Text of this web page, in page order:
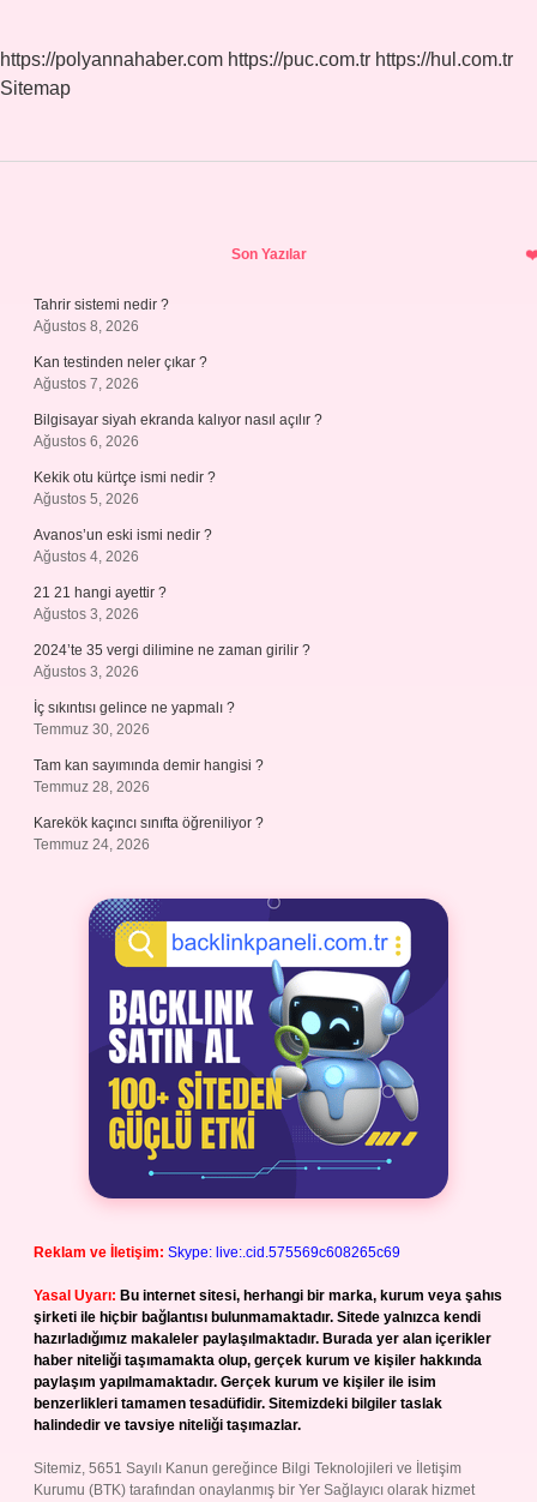
https://polyannahaber.com https://puc.com.tr https://hul.com.tr
Sitemap
Son Yazılar
Tahrir sistemi nedir ?
Ağustos 8, 2026
Kan testinden neler çıkar ?
Ağustos 7, 2026
Bilgisayar siyah ekranda kalıyor nasıl açılır ?
Ağustos 6, 2026
Kekik otu kürtçe ismi nedir ?
Ağustos 5, 2026
Avanos’un eski ismi nedir ?
Ağustos 4, 2026
21 21 hangi ayettir ?
Ağustos 3, 2026
2024’te 35 vergi dilimine ne zaman girilir ?
Ağustos 3, 2026
İç sıkıntısı gelince ne yapmalı ?
Temmuz 30, 2026
Tam kan sayımında demir hangisi ?
Temmuz 28, 2026
Karekök kaçıncı sınıfta öğreniliyor ?
Temmuz 24, 2026
Reklam ve İletişim: Skype: live:.cid.575569c608265c69
Yasal Uyarı: Bu internet sitesi, herhangi bir marka, kurum veya şahıs
şirketi ile hiçbir bağlantısı bulunmamaktadır. Sitede yalnızca kendi
hazırladığımız makaleler paylaşılmaktadır. Burada yer alan içerikler
haber niteliği taşımamakta olup, gerçek kurum ve kişiler hakkında
paylaşım yapılmamaktadır. Gerçek kurum ve kişiler ile isim
benzerlikleri tamamen tesadüfidir. Sitemizdeki bilgiler taslak
halindedir ve tavsiye niteliği taşımazlar.
Sitemiz, 5651 Sayılı Kanun gereğince Bilgi Teknolojileri ve İletişim
Kurumu (BTK) tarafından onaylanmış bir Yer Sağlayıcı olarak hizmet